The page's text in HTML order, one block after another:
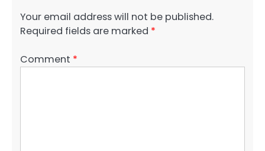
Your email address will not be published.
Required fields are marked *
Comment *